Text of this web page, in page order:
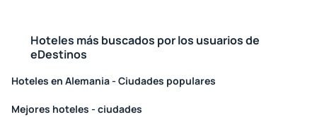
Hoteles más buscados por los usuarios de
eDestinos
Hoteles en Alemania - Ciudades populares
Mejores hoteles - ciudades